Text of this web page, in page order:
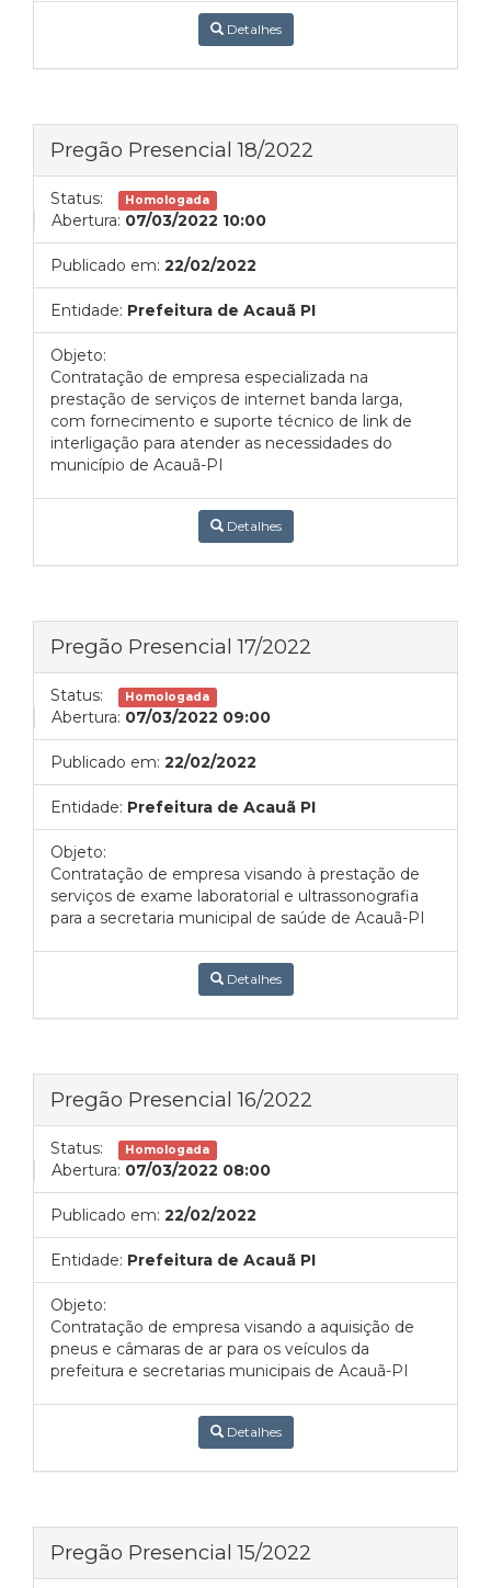
Detalhes
Pregão Presencial 18/2022
Status: Homologada
Abertura: 07/03/2022 10:00
Publicado em: 22/02/2022
Entidade: Prefeitura de Acauã PI
Objeto:
Contratação de empresa especializada na
prestação de serviços de internet banda larga,
com fornecimento e suporte técnico de link de
interligação para atender as necessidades do
município de Acauã-PI
Detalhes
Pregão Presencial 17/2022
Status: Homologada
Abertura: 07/03/2022 09:00
Publicado em: 22/02/2022
Entidade: Prefeitura de Acauã PI
Objeto:
Contratação de empresa visando à prestação de
serviços de exame laboratorial e ultrassonografia
para a secretaria municipal de saúde de Acauã-PI
Detalhes
Pregão Presencial 16/2022
Status: Homologada
Abertura: 07/03/2022 08:00
Publicado em: 22/02/2022
Entidade: Prefeitura de Acauã PI
Objeto:
Contratação de empresa visando a aquisição de
pneus e câmaras de ar para os veículos da
prefeitura e secretarias municipais de Acauã-PI
Detalhes
Pregão Presencial 15/2022